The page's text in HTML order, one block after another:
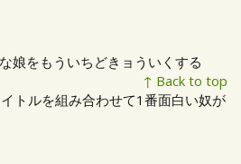
娘をもういちどきョういくする
↑ Back to top
トルを組み合わせて1番面白い奴が